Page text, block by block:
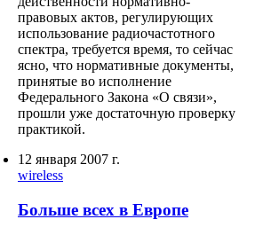
правовых актов, регулирующих
использование радиочастотного
спектра, требуется время, то сейчас
ясно, что нормативные документы,
принятые во исполнение
Федерального Закона «О связи»,
прошли уже достаточную проверку
практикой.
12 января 2007 г.
wireless
Больше всех в Европе